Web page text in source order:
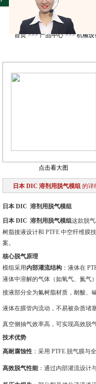
首页>>>产品中心>>>机械设
点击看大图
日本 DIC 溶剂用脱气模组 的详
日本 DIC 溶剂用脱气模组
日本 DIC 溶剂用脱气模组这款脱
树脂接液设计和 PTFE 中空纤维膜
案。
核心脱气原理
模组采用 内部灌流结构：液体在
液体中溶解的气体（如氧气、氮气
接液部分全为氟树脂材质，耐酸、
液体在膜管内流动，不易被杂质堵
真空侧抽气效率高，可实现高效脱
技术优势
高耐腐蚀性：采用 PTFE 脱气膜与
高效脱气性能：通过内部灌流设计